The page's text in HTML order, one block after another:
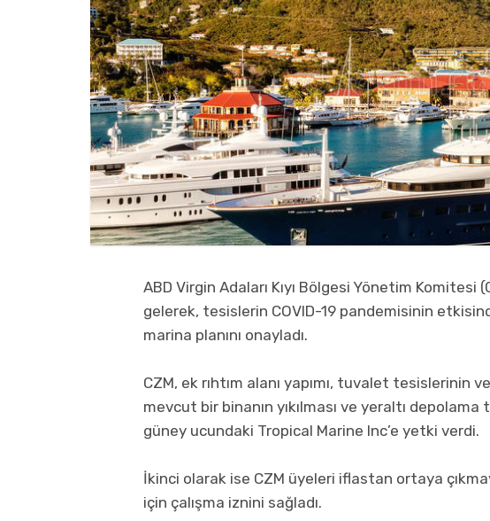
ABD Virgin Adaları Kıyı Bölgesi Yönetim
gelerek, tesislerin COVID-19 pandemisinin
marina planını onayladı.
CZM, ek rıhtım alanı yapımı, tuvalet tesislerinin
mevcut bir binanın yıkılması ve yeraltı depolama
güney ucundaki Tropical Marine Inc’e yetki verdi.
İkinci olarak ise CZM üyeleri iflastan ortaya
için çalışma iznini sağladı.